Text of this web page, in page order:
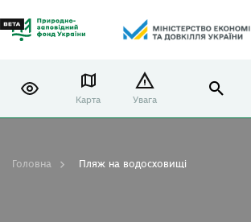
Карта Увага
Головна Пляж на водосховищі